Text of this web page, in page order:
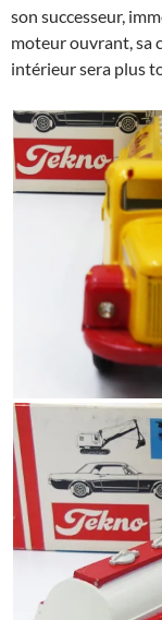
son successeur,
moteur ouvrant, sa
intérieur sera plus